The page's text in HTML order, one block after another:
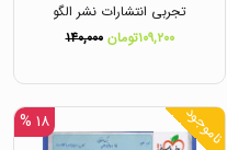
تجربی انتشارات نشر الگو
۱۰۹,۲۰۰تومان
۱۴۰,۰۰۰
ناموجود ۱۸ %